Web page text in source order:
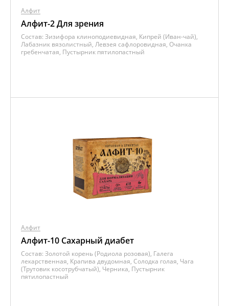
Алфит
Алфит-2 Для зрения
Состав: Зизифора клиноподиевидная, Кипрей (Иван-чай),
Лабазник вязолистный, Левзея сафлоровидная, Очанка
гребенчатая, Пустырник пятилопастный
Алфит
Алфит-10 Сахарный диабет
Состав: Золотой корень (Родиола розовая), Галега
лекарственная, Крапива двудомная, Солодка голая, Чага
(Трутовик косотрубчатый), Черника, Пустырник
пятилопастный